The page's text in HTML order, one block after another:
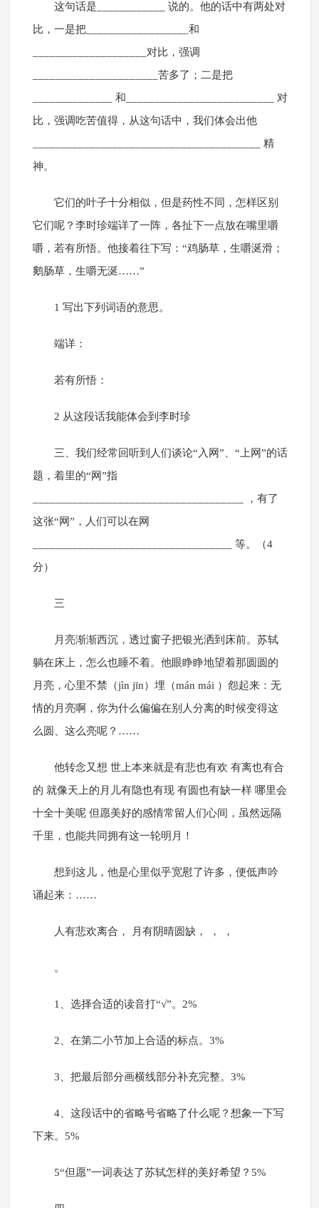
这句话是____________ 说的。他的话中有两处对
比，一是把__________________和
____________________对比，强调
______________________苦多了；二是把
______________ 和__________________________ 对
比，强调吃苦值得，从这句话中，我们体会出他
________________________________________ 精
神。
它们的叶子十分相似，但是药性不同，怎样区别
它们呢？李时珍端详了一阵，各扯下一点放在嘴里嚼
嚼，若有所悟。他接着往下写：“鸡肠草，生嚼涎滑；
鹅肠草，生嚼无涎……”
1 写出下列词语的意思。
端详：
若有所悟：
2 从这段话我能体会到李时珍
三、我们经常回听到人们谈论“入网”、“上网”的话
题，着里的“网”指
_____________________________________ ，有了
这张“网”，人们可以在网
___________________________________ 等。（4
分）
三
月亮渐渐西沉，透过窗子把银光洒到床前。苏轼
躺在床上，怎么也睡不着。他眼睁睁地望着那圆圆的
月亮，心里不禁（jìn jīn）埋（mán mái ）怨起来：无
情的月亮啊，你为什么偏偏在别人分离的时候变得这
么圆、这么亮呢？……
他转念又想 世上本来就是有悲也有欢 有离也有合
的 就像天上的月儿有隐也有现 有圆也有缺一样 哪里会
十全十美呢 但愿美好的感情常留人们心间，虽然远隔
千里，也能共同拥有这一轮明月！
想到这儿，他是心里似乎宽慰了许多，便低声吟
诵起来：……
人有悲欢离合， 月有阴晴圆缺， ， ，
。
1、选择合适的读音打“√”。2%
2、在第二小节加上合适的标点。3%
3、把最后部分画横线部分补充完整。3%
4、这段话中的省略号省略了什么呢？想象一下写
下来。5%
5“但愿”一词表达了苏轼怎样的美好希望？5%